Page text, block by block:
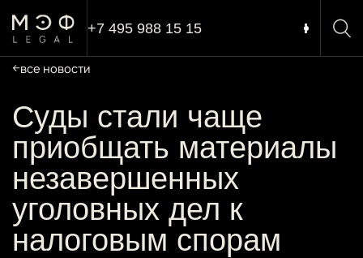
+7 495 988 15 15
все новости
Суды стали чаще
приобщать материалы
незавершенных
уголовных дел к
налоговым спорам